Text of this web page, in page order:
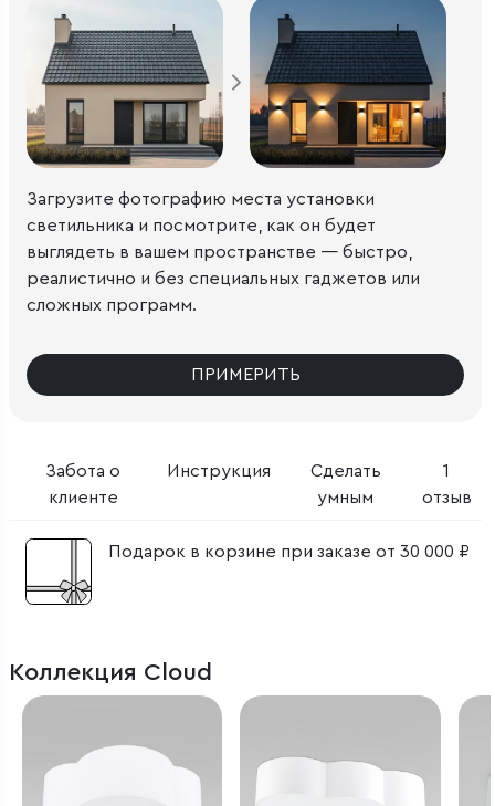
Забота о
клиенте
Инструкция
Сделать
умным
1
отзыв
Подарок в корзине при заказе от 30 000 ₽
Загрузите фотографию места установки
светильника и посмотрите, как он будет
выглядеть в вашем пространстве — быстро,
реалистично и без специальных гаджетов или
сложных программ.
ПРИМЕРИТЬ
Коллекция Cloud